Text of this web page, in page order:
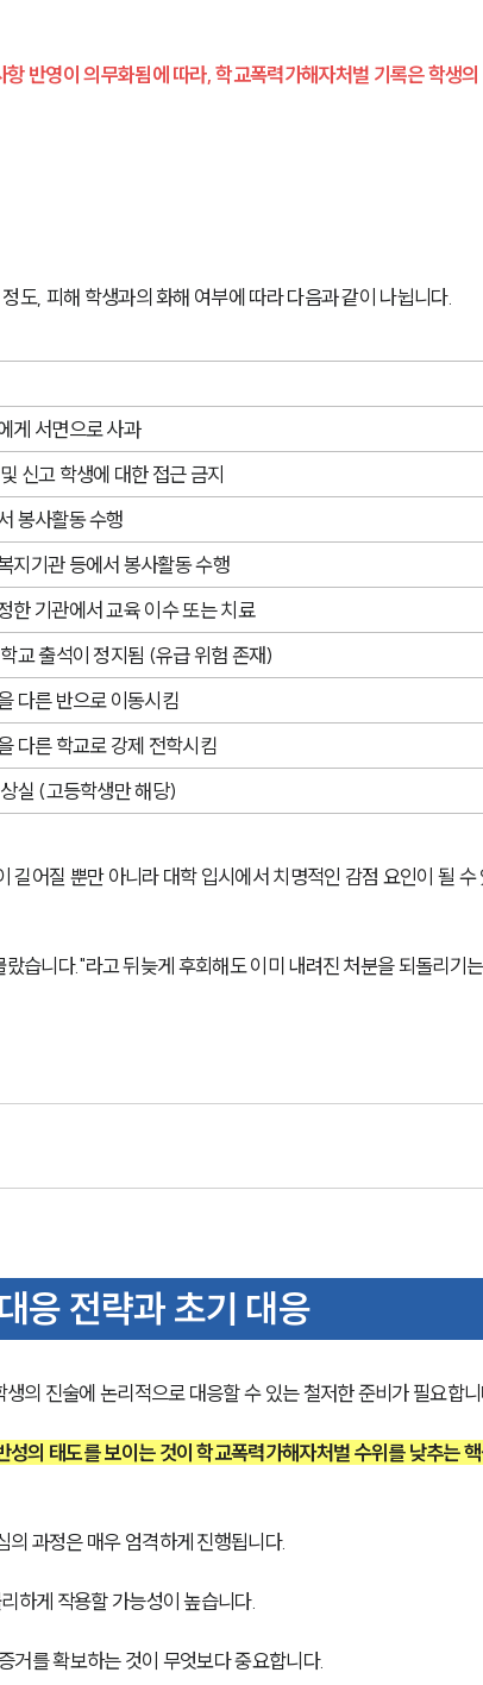
반영이 의무화됨에 따라, 학교폭력가해자처벌 기록은 학생의
도, 피해 학생과의 화해 여부에 따라 다음과 같이 나뉩니다.
게 서면으로 사과
신고 학생에 대한 접근 금지
봉사활동 수행
지기관 등에서 봉사활동 수행
한 기관에서 교육 이수 또는 치료
교 출석이 정지됨 (유급 위험 존재)
다른 반으로 이동시킴
다른 학교로 강제 전학시킴
실 (고등학생만 해당)
어질 뿐만 아니라 대학 입시에서 치명적인 감점 요인이 될 수
습니다."라고 뒤늦게 후회해도 이미 내려진 처분을 되돌리기는
응 전략과 초기 대응
의 진술에 논리적으로 대응할 수 있는 철저한 준비가 필요합니
성의 태도를 보이는 것이 학교폭력가해자처벌 수위를 낮추는
과정은 매우 엄격하게 진행됩니다.
하게 작용할 가능성이 높습니다.
거를 확보하는 것이 무엇보다 중요합니다.